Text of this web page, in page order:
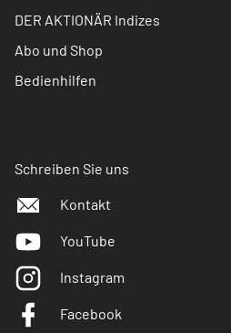
DER AKTIONÄR Indizes
Abo und Shop
Bedienhilfen
Schreiben Sie uns
Kontakt
YouTube
Instagram
Facebook